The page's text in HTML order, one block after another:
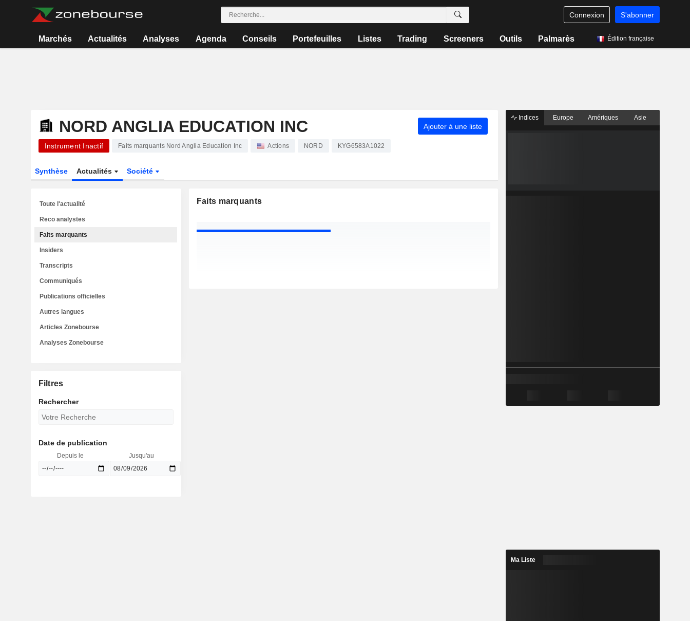
Connexion S'abonner
Marchés Actualités Analyses Agenda Conseils Portefeuilles Listes Trading Screeners Outils Palmarès Édition française
NORD ANGLIA EDUCATION INC Ajouter à une liste
Instrument Inactif Faits marquants Nord Anglia Education Inc Actions NORD KYG6583A1022
Synthèse Actualités Société
Faits marquants
Toute l'actualité
Reco analystes
Faits marquants
Insiders
Transcripts
Communiqués
Publications officielles
Autres langues
Articles Zonebourse
Analyses Zonebourse
Filtres
Rechercher
Date de publication
Depuis le Jusqu'au
Indices Europe Amériques Asie
Ma Liste